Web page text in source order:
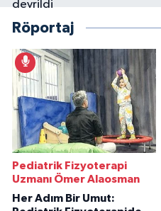
Röportaj
Pediatrik Fizyoterapi
Uzmanı Ömer Alaosman
Her Adım Bir Umut: